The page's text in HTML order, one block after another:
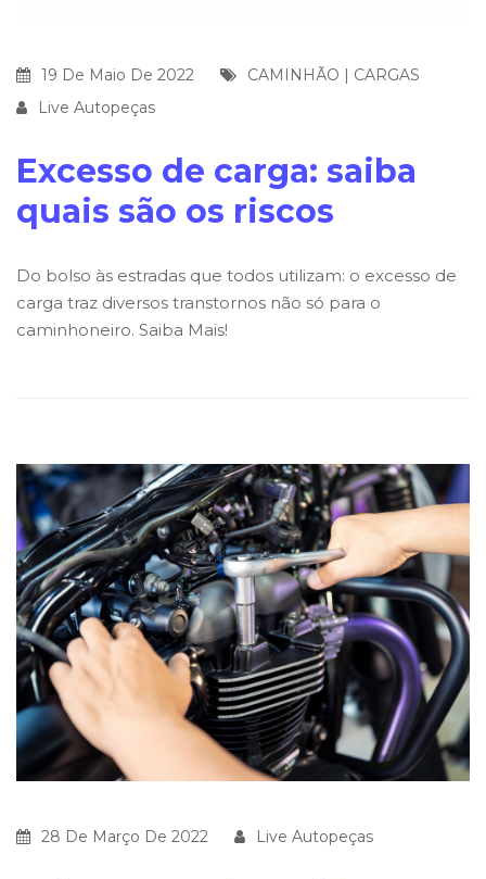
19 De Maio De 2022 CAMINHÃO | CARGAS
Live Autopeças
Excesso de carga: saiba
quais são os riscos
Do bolso às estradas que todos utilizam: o excesso de
carga traz diversos transtornos não só para o
caminhoneiro. Saiba Mais!
28 De Março De 2022 Live Autopeças